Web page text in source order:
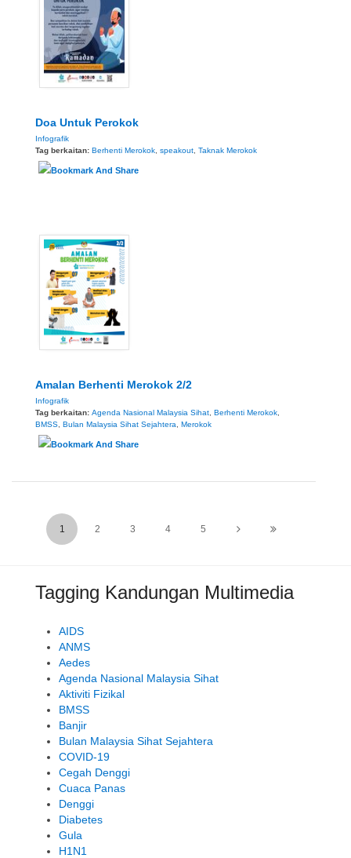
Doa Untuk Perokok
Infografik
Tag berkaitan: Berhenti Merokok speakout Taknak Merokok
Amalan Berhenti Merokok 2/2
Infografik
Tag berkaitan: Agenda Nasional Malaysia Sihat Berhenti Merokok
BMSS Bulan Malaysia Sihat Sejahtera Merokok
1 2 3 4 5
Tagging Kandungan Multimedia
AIDS
ANMS
Aedes
Agenda Nasional Malaysia Sihat
Aktiviti Fizikal
BMSS
Banjir
Bulan Malaysia Sihat Sejahtera
COVID-19
Cegah Denggi
Cuaca Panas
Denggi
Diabetes
Gula
H1N1